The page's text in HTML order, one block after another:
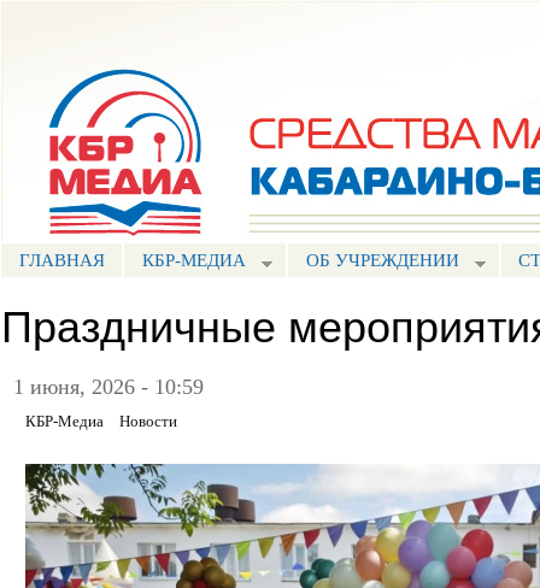
ГЛАВНАЯ КБР-МЕДИА ОБ УЧРЕЖДЕНИИ
Праздничные
1 июня, 2026 - 10:59
КБР-Медиа Новости